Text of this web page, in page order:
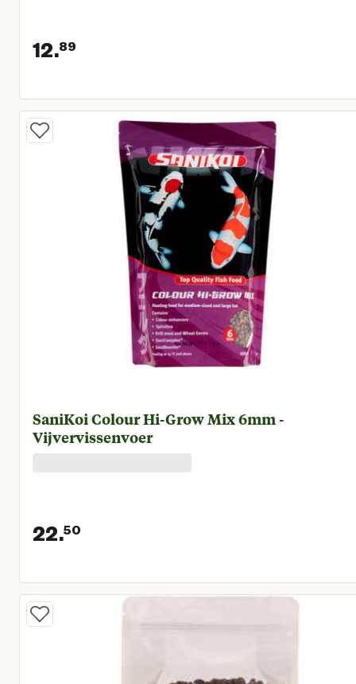
12.89
Huidige prijs € 12,89
SaniKoi Colour Hi-Grow Mix 6mm -
Vijvervissenvoer
22.50
Huidige prijs € 22,50